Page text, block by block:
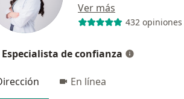
Ver más
432 opiniones
Especialista de confianza
En línea